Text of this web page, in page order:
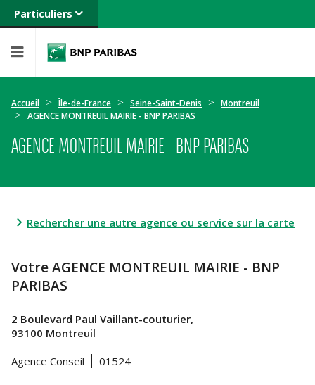
Particuliers
Banque privée
Entreprises
Accueil Île-de-France Seine-Saint-Denis
Montreuil
AGENCE MONTREUIL MAIRIE - BNP PARIBAS
AGENCE MONTREUIL MAIRIE - BNP PARIBAS
Rechercher une autre agence ou service sur la carte
Votre AGENCE MONTREUIL MAIRIE - BNP
PARIBAS
2 Boulevard Paul Vaillant-couturier,
93100 Montreuil
Agence Conseil
01524